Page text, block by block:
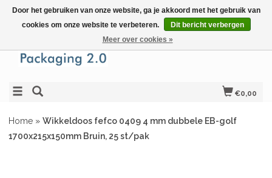
€0,00
Home » Wikkeldoos fefco 0409 4 mm dubbele EB-golf
1700x215x150mm Bruin, 25 st/pak
Door het gebruiken van onze website, ga je akkoord met het gebruik van
cookies om onze website te verbeteren.
Dit bericht verbergen
Meer over cookies »